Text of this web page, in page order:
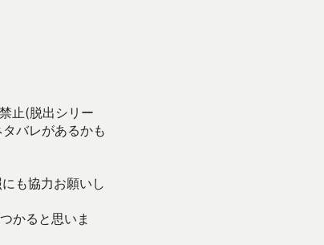
止(脱出シリー
バレがあるかも
も協力お願いし
かると思いま